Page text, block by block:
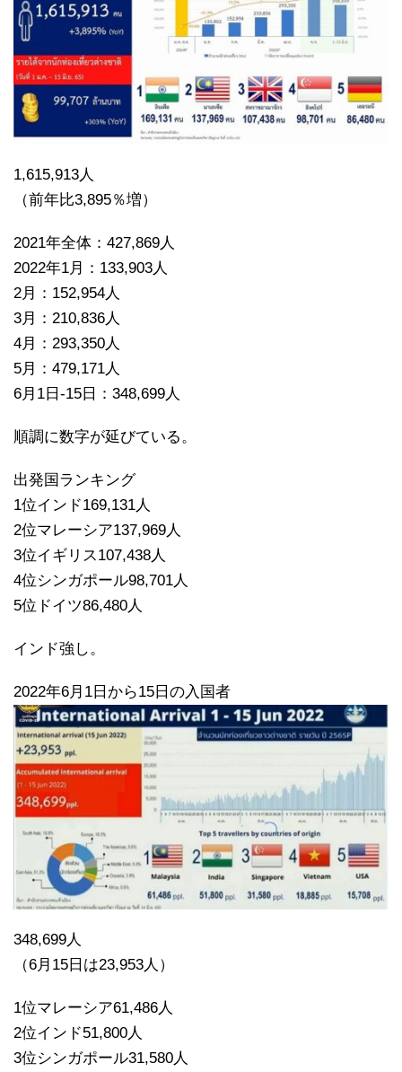
1,615,913人
（前年比3,895％増）
2021年全体：427,869人
2022年1月：133,903人
2月：152,954人
3月：210,836人
4月：293,350人
5月：479,171人
6月1日-15日：348,699人
順調に数字が延びている。
出発国ランキング
1位インド169,131人
2位マレーシア137,969人
3位イギリス107,438人
4位シンガポール98,701人
5位ドイツ86,480人
インド強し。
2022年6月1日から15日の入国者
348,699人
（6月15日は23,953人）
1位マレーシア61,486人
2位インド51,800人
3位シンガポール31,580人